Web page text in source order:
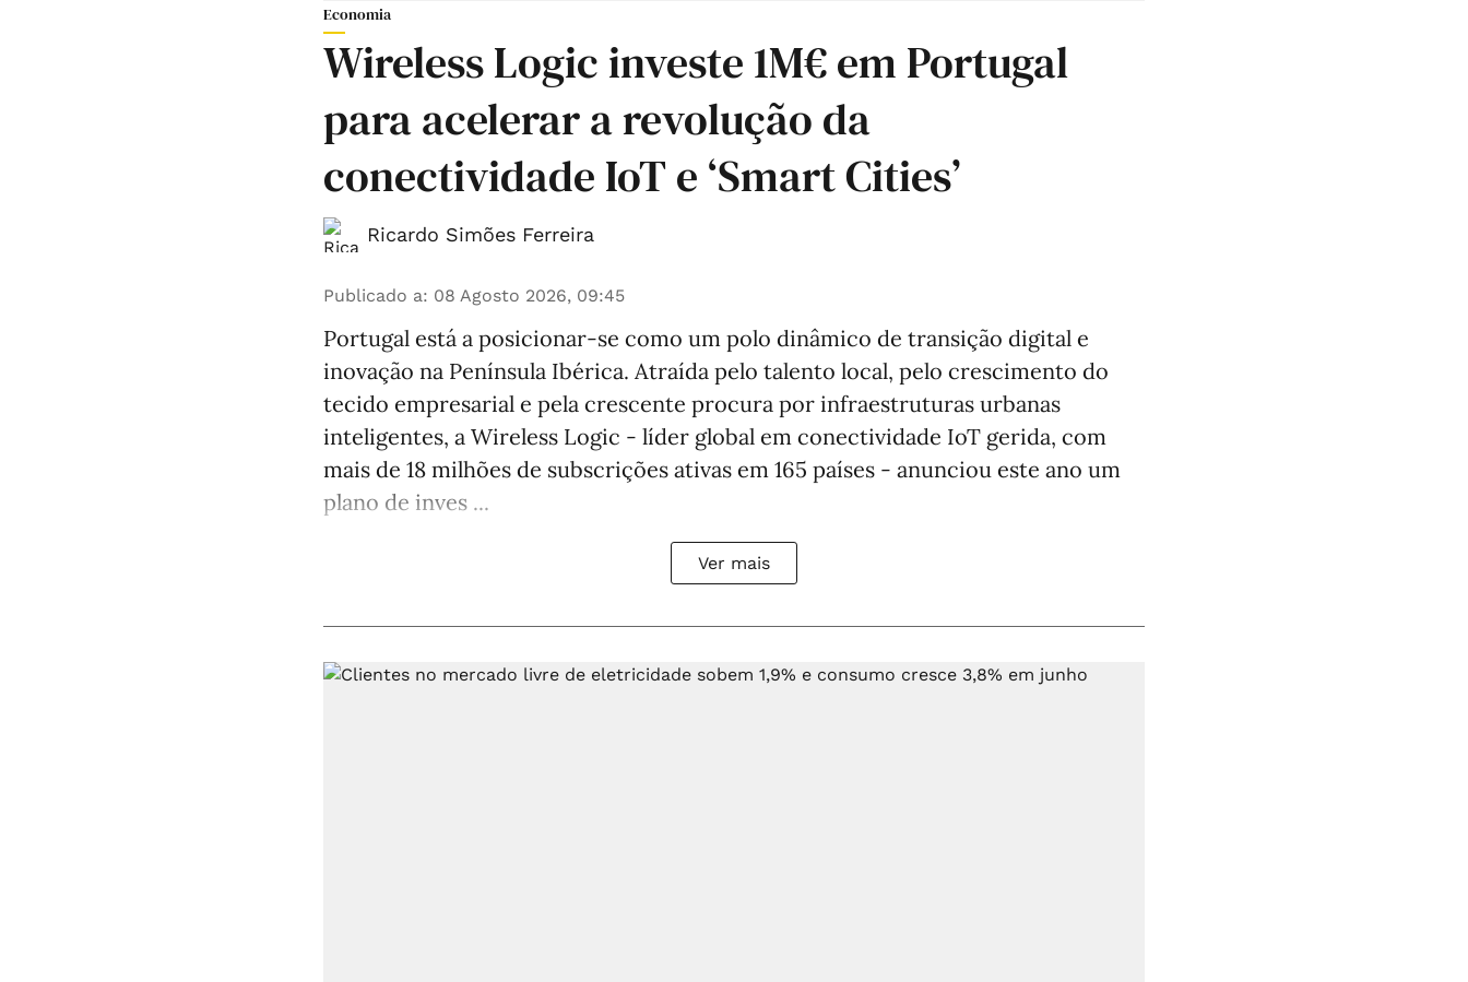
Economia
Wireless Logic investe 1M€ em Portugal
para acelerar a revolução da
conectividade IoT e ‘Smart Cities’
Ricardo Simões Ferreira
Publicado a: 08 Agosto 2026, 09:45
Portugal está a posicionar-se como um polo dinâmico de transição digital e
inovação na Península Ibérica. Atraída pelo talento local, pelo crescimento do
tecido empresarial e pela crescente procura por infraestruturas urbanas
inteligentes, a Wireless Logic - líder global em conectividade IoT gerida, com
mais de 18 milhões de subscrições ativas em 165 países - anunciou este ano um
plano de inves ...
Ver mais